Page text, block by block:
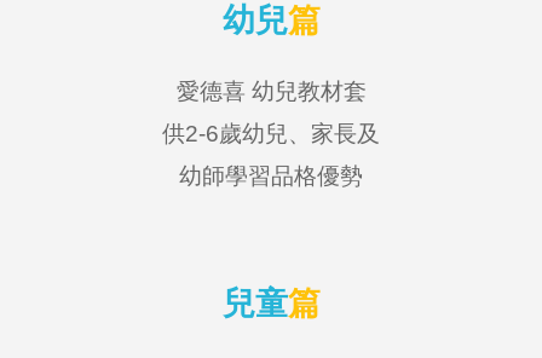
幼兒篇
愛德喜 幼兒教材套
供2-6歲幼兒、家長及
幼師學習品格優勢
兒童篇